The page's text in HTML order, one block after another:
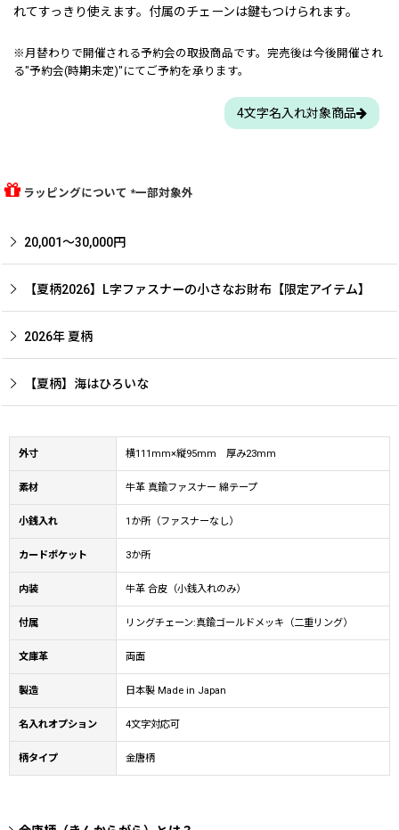
れてすっきり使えます。付属のチェーンは鍵もつけられます。
※月替わりで開催される予約会の取扱商品です。完売後は今後開催され
る"予約会(時期未定)"にてご予約を承ります。
4文字名入れ対象商品
ラッピングについて *一部対象外
20,001〜30,000円
【夏柄2026】L字ファスナーの小さなお財布【限定アイテム】
2026年 夏柄
【夏柄】海はひろいな
外寸 横111mm×縦95mm 厚み23mm
素材 牛革 真鍮ファスナー 綿テープ
小銭入れ 1か所（ファスナーなし）
カードポケット 3か所
内装 牛革 合皮（小銭入れのみ）
付属 リングチェーン:真鍮ゴールドメッキ（二重リング）
文庫革 両面
製造 日本製 Made in Japan
名入れオプション 4文字対応可
柄タイプ 金唐柄